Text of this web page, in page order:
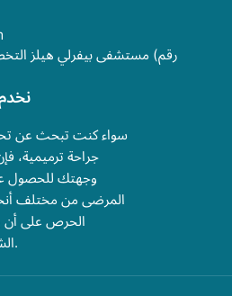
مستشفى بيفرلي هيلز
سواء كنت تبحث عن
جراحة ترميمية،
وجهتك للحصول
المرضى من مختلف
الحرص على
الشخصية والخبرة التي يستحقها.